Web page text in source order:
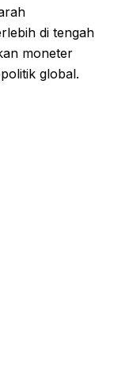
di tengah
moneter
global.